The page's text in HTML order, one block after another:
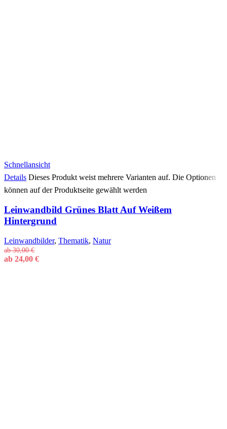
Schnellansicht
Details Dieses Produkt weist mehrere Varianten auf. Die Optionen
können auf der Produktseite gewählt werden
Leinwandbild Grünes Blatt Auf Weißem
Hintergrund
Leinwandbilder, Thematik, Natur
ab30,00€
ab 24,00 €